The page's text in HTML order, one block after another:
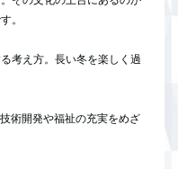
。
考え方。長い冬を楽しく過
術開発や福祉の充実をめざ